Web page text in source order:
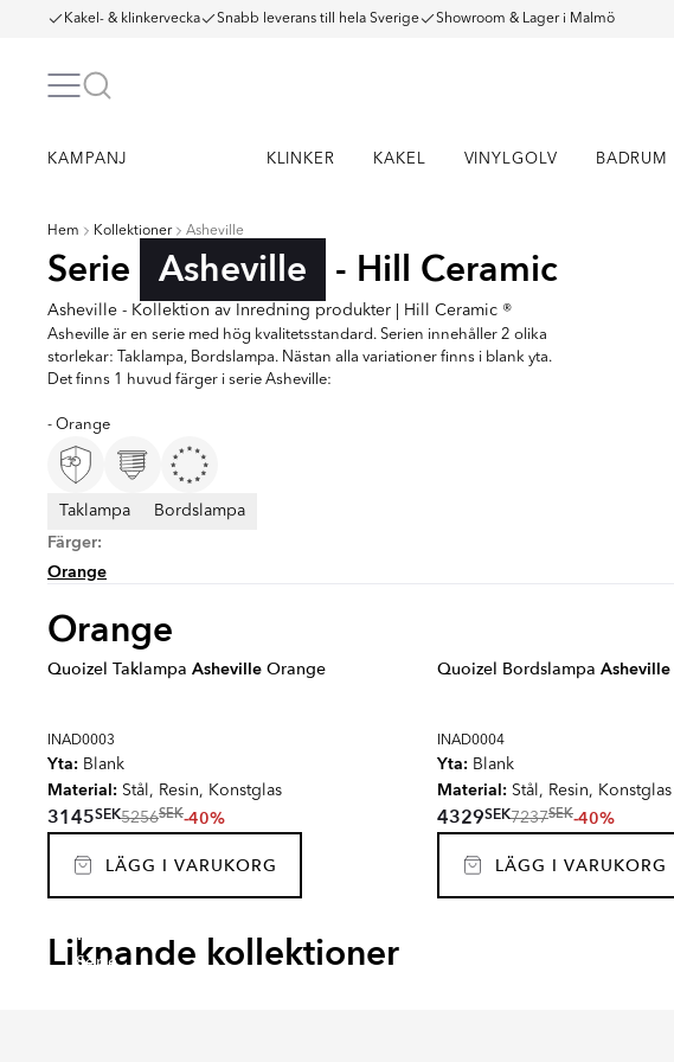
Kakel- & klinkervecka Snabb leverans till hela Sverige Showroom & Lager i Malmö
KAMPANJ KLINKER KAKEL VINYLGOLV BADRUM
Hem Kollektioner Asheville
Serie Asheville - Hill Ceramic
Asheville - Kollektion av Inredning produkter | Hill Ceramic ®
Asheville är en serie med hög kvalitetsstandard. Serien innehåller 2 olika
storlekar: Taklampa, Bordslampa. Nästan alla variationer finns i blank yta.
Det finns 1 huvud färger i serie Asheville:
- Orange
Taklampa Bordslampa
Färger:
Orange
Orange
Quoizel Taklampa Asheville Orange
INAD0003
Yta: Blank
Material: Stål, Resin, Konstglas
3145SEK5256SEK-40%
LÄGG I VARUKORG
Quoizel Bordslampa Asheville
INAD0004
Yta: Blank
Material: Stål, Resin, Konstglas
4329SEK7237SEK-40%
LÄGG I VARUKORG
Liknande kollektioner
Serie
FARNEL
Serie